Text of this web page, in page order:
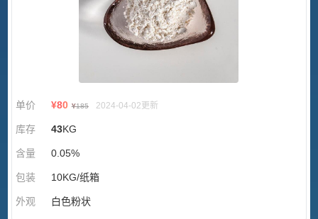
单价 ¥80 ¥185 2024-04-02更新
库存 43KG
含量 0.05%
包装 10KG/纸箱
外观 白色粉状